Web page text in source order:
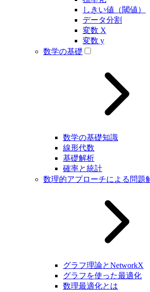
しきい値（閾値）
データ分割
変数 X
変数 y
数学の基礎
数学の基礎知識
線形代数
基礎解析
確率と統計
数理的アプローチによる問題
グラフ理論とNetworkX
グラフを使った最適化
数理最適化とは